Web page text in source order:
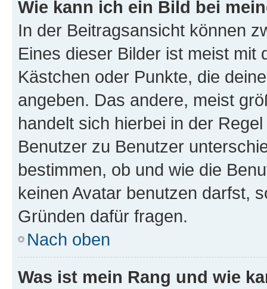
Wie kann ich ein Bild bei
In der Beitragsansicht können
Eines dieser Bilder ist meist mit
Kästchen oder Punkte, die
angeben. Das andere, meist
handelt sich hierbei in der
Benutzer zu Benutzer
bestimmen, ob und wie die
keinen Avatar benutzen darfst,
Gründen dafür fragen.
Nach oben
Was ist mein Rang und wie